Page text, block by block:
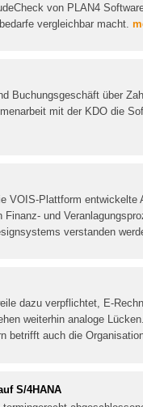
von PLAN4
vergleichbar macht.
Buchungsgeschäft über
mit der KDO die
VOIS-Plattform entwickelte
Finanz- und
verstanden
dazu verpflichtet, E-
weiterhin analoge
betrifft auch die
S/4HANA